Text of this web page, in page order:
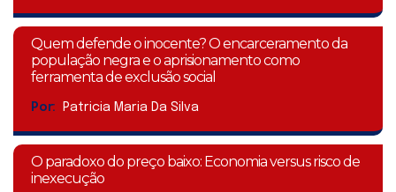
Quem defende o inocente? O encarceramento da
população negra e o aprisionamento como
ferramenta de exclusão social
Por: Patricia Maria Da Silva
O paradoxo do preço baixo: Economia versus risco de
inexecução